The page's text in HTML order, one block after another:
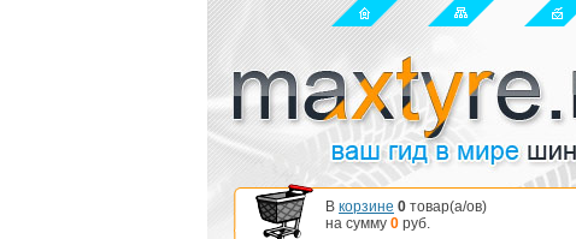
В корзине 0 товар(a/ов)
на сумму 0 руб.